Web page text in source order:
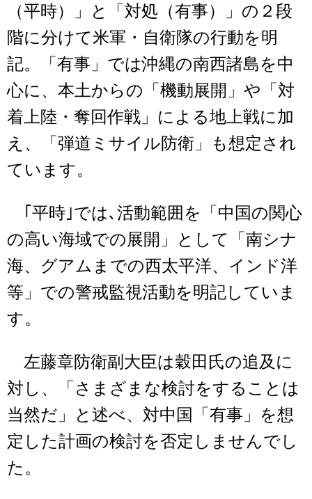
（平時）」と「対処（有事）」の２段
階に分けて米軍・自衛隊の行動を明
記。「有事」では沖縄の南西諸島を中
心に、本土からの「機動展開」や「対
着上陸・奪回作戦」による地上戦に加
え、「弾道ミサイル防衛」も想定され
ています。
｢平時｣では､活動範囲を「中国の関心
の高い海域での展開」として「南シナ
海、グアムまでの西太平洋、インド洋
等」での警戒監視活動を明記していま
す。
左藤章防衛副大臣は穀田氏の追及に
対し、「さまざまな検討をすることは
当然だ」と述べ、対中国「有事」を想
定した計画の検討を否定しませんでし
た。